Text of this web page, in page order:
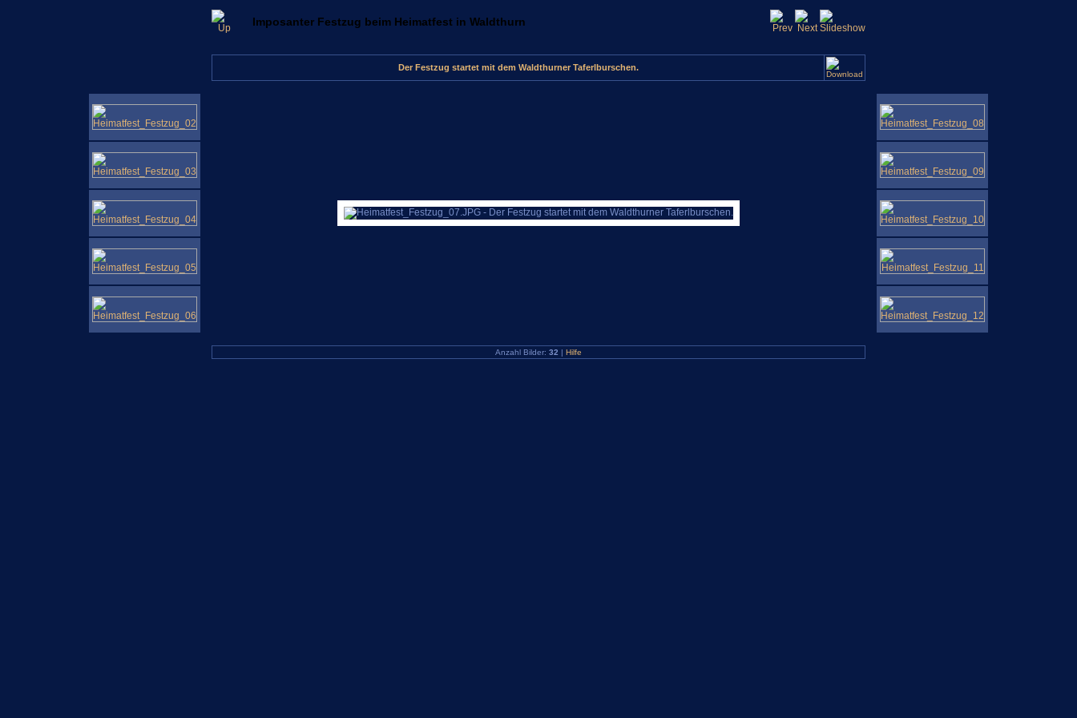
Imposanter Festzug beim Heimatfest in Waldthurn
Der Festzug startet mit dem Waldthurner Taferlburschen.
Anzahl Bilder: 32 | Hilfe